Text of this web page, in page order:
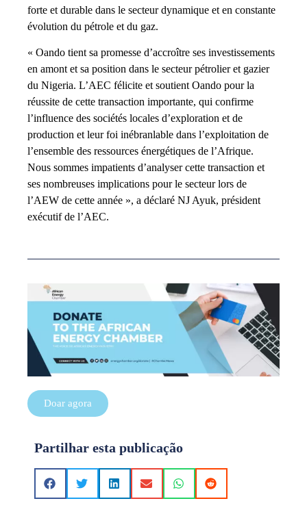
forte et durable dans le secteur dynamique et en constante
évolution du pétrole et du gaz.
« Oando tient sa promesse d’accroître ses investissements
en amont et sa position dans le secteur pétrolier et gazier
du Nigeria. L’AEC félicite et soutient Oando pour la
réussite de cette transaction importante, qui confirme
l’influence des sociétés locales d’exploration et de
production et leur foi inébranlable dans l’exploitation de
l’ensemble des ressources énergétiques de l’Afrique.
Nous sommes impatients d’analyser cette transaction et
ses nombreuses implications pour le secteur lors de
l’AEW de cette année », a déclaré NJ Ayuk, président
exécutif de l’AEC.
Doar agora
Partilhar esta publicação